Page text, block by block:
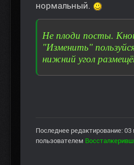
нормальный.
Не плоди посты.
"Изменить"
нижний угол
Последнее редактирование: 03
пользователем